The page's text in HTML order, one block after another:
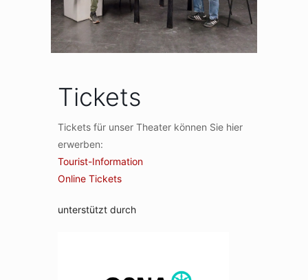
Tickets
Tickets für unser Theater können Sie hier
erwerben:
Tourist-Information
Online Tickets
unterstützt durch